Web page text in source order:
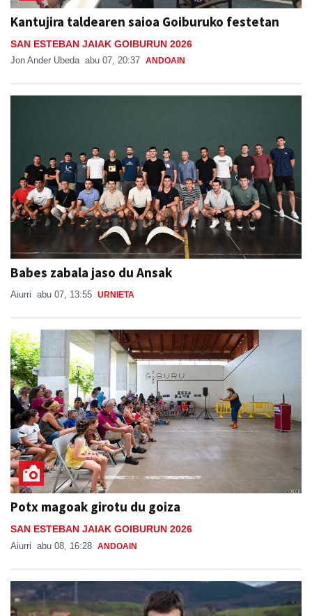
Kantujira taldearen saioa Goiburuko festetan
SAN ESTEBAN JAIAK GOIBURUN 2026
Jon Ander Ubeda abu 07, 20:37 ANDOAIN
Babes zabala jaso du Ansak
Aiurri abu 07, 13:55 URNIETA
Potx magoak girotu du goiza
SAN ESTEBAN JAIAK GOIBURUN 2026
Aiurri abu 08, 16:28 ANDOAIN